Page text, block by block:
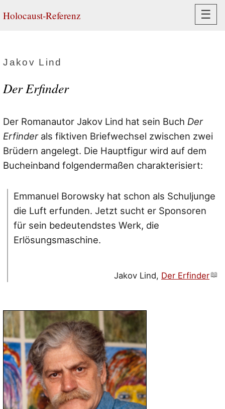
Holocaust-Referenz ☰
Jakov Lind
Der Erfinder
Der Romanautor Jakov Lind hat sein Buch Der
Erfinderals fiktiven Briefwechsel zwischen zwei
Brüdern angelegt. Die Hauptfigur wird auf dem
Bucheinband folgendermaßen charakterisiert:
Emmanuel Borowsky hat schon als Schuljunge
die Luft erfunden. Jetzt sucht er Sponsoren
für sein bedeutendstes Werk, die
Erlösungsmaschine.
Jakov Lind, Der Erfinder